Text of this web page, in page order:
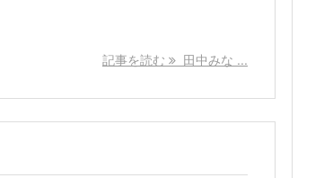
記事を読む 田中みな ...